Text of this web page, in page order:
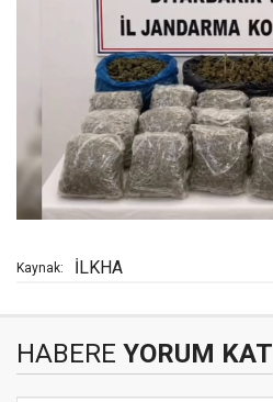
Kaynak: İLKHA
HABERE YORUM KAT